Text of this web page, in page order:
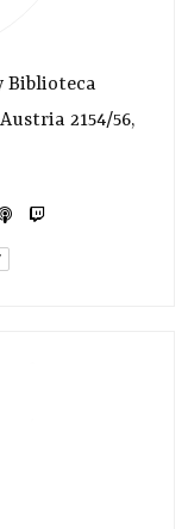
Biblioteca
2154/56,